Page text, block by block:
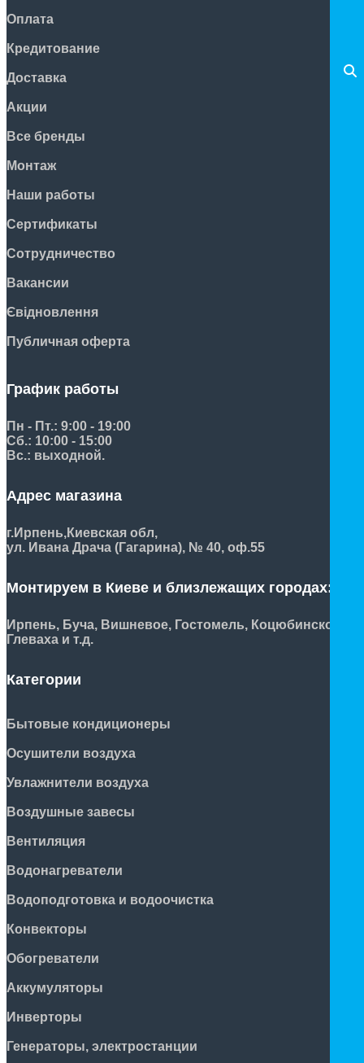
Оплата
Кредитование
Доставка
Акции
Все бренды
Монтаж
Наши работы
Сертификаты
Сотрудничество
Вакансии
Євідновлення
Публичная оферта
График работы
Пн - Пт.: 9:00 - 19:00
Сб.: 10:00 - 15:00
Вс.: выходной.
Адрес магазина
г.Ирпень,Киевская обл,
ул. Ивана Драча (Гагарина), № 40, оф.55
Монтируем в Киеве и близлежащих городах:
Ирпень, Буча, Вишневое, Гостомель, Коцюбинское,
Глеваха и т.д.
Категории
Бытовые кондиционеры
Осушители воздуха
Увлажнители воздуха
Воздушные завесы
Вентиляция
Водонагреватели
Водоподготовка и водоочистка
Конвекторы
Обогреватели
Аккумуляторы
Инверторы
Генераторы, электростанции